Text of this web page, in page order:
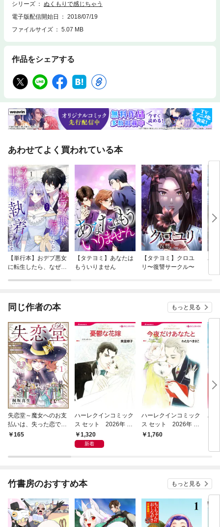
シリーズ
ぬくもりで感じちゃう
電子版配信開始日
2018/07/19
ファイルサイズ
5.07 MB
作品をシェアする
あわせてよく買われている本
【単行本】おデブ悪女
に転生したら、なぜか
【タテヨミ】あなたは
もういりません
【タテヨミ】クロユ
リ〜復讐サークル〜
バ
今
同じ作者の本 もっと見る
失恋堂～魔女へのお支
払いは、失った恋で～
【分冊版】１話
165
ハーレクインコミック
ス セット 2026年 vo
l.1014
1,320
新着
ハーレクインコミック
ス セット 2026年 vo
l.1061
1,760
ハ
竹書房のおすすめ本 もっと見る